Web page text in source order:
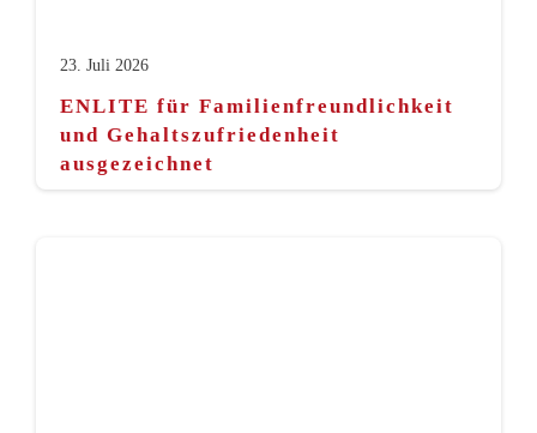
23. Juli 2026
ENLITE für Familienfreundlichkeit
und Gehaltszufriedenheit
ausgezeichnet